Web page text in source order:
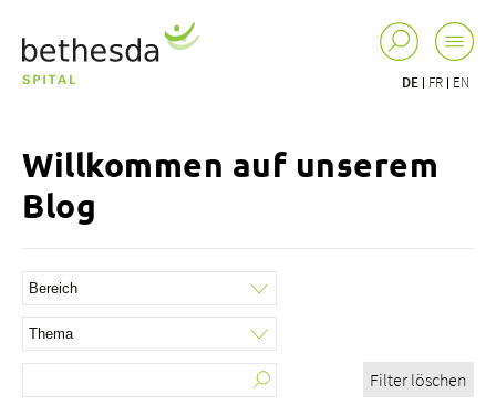
DE FR EN
Willkommen auf unserem
Blog
Filter löschen